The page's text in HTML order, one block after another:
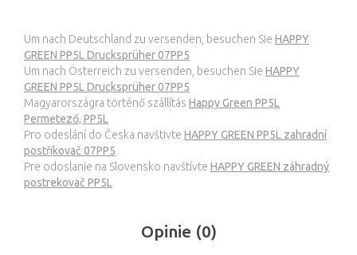
Um nach Deutschland zu versenden, besuchen Sie HAPPY
GREEN PP5L Drucksprüher 07PP5
Um nach Österreich zu versenden, besuchen Sie HAPPY
GREEN PP5L Drucksprüher 07PP5
Magyarországra történő szállítás Happy Green PP5L
Permetező, PP5L
Pro odeslání do Česka navštivte HAPPY GREEN PP5L zahradní
postřikovač 07PP5
Pre odoslanie na Slovensko navštívte HAPPY GREEN záhradný
postrekovač PP5L
Opinie (0)